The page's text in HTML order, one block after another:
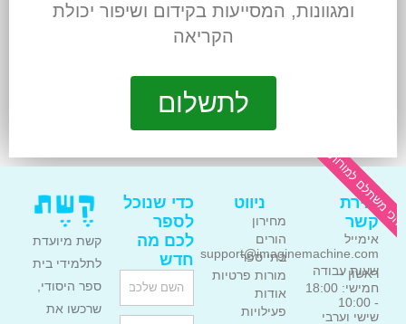
ומגוונות, המסייעות בקידום ושיפור יכולת
הקריאה
לתשלום
למורות
יצירת
קשר
אימייל
support@imaginemachine.com
שעות עבודה
ראשון -
חמישי: 18:00
שישי וערבי
ניווט
מחירון
הורים
בתי ספר
מורות פרטיות
אודות
פעילויות
כדי שנוכל
לספר
לכם מה
חדש
קשת מיועדת
לתלמידי בית
ספר היסודי,
שרכשו את